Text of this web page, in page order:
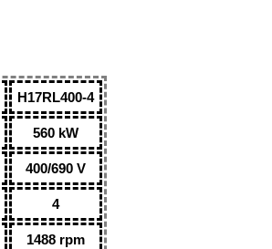
H17RL400-4
560 kW
400/690 V
4
1488 rpm